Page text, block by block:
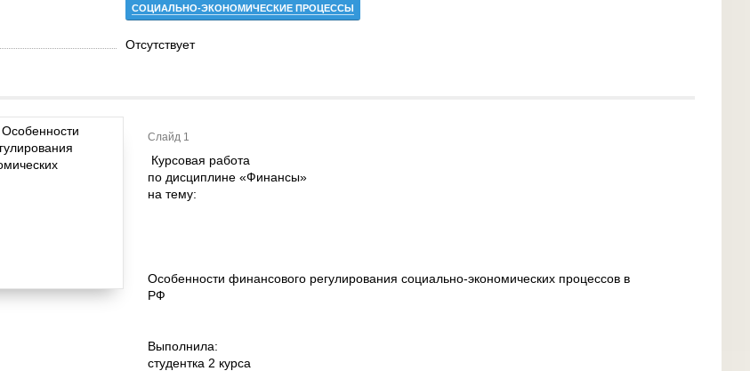
СОЦИАЛЬНО-ЭКОНОМИЧЕСКИЕ ПРОЦЕССЫ
Отсутствует
Слайд 1
Курсовая работа
по дисциплине «Финансы»
на тему:
Особенности финансового регулирования социально-экономических процессов в
РФ
Выполнила:
студентка 2 курса